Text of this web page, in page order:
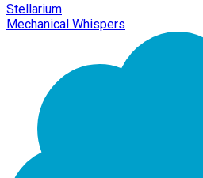
Stellarium
Mechanical Whispers